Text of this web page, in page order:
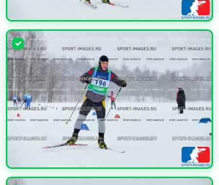
УВЕЛИЧИТЬ
УВЕЛИЧИТЬ